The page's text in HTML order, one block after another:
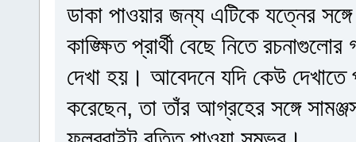
ডাকা পাওয়ার জন্য এটিকে যত্নের
কাঙ্ক্ষিত প্রার্থী বেছে নিতে রচনাগুলোর
দেখা হয়। আবেদনে যদি কেউ দেখাতে
করেছেন, তা তাঁর আগ্রহের সঙ্গে